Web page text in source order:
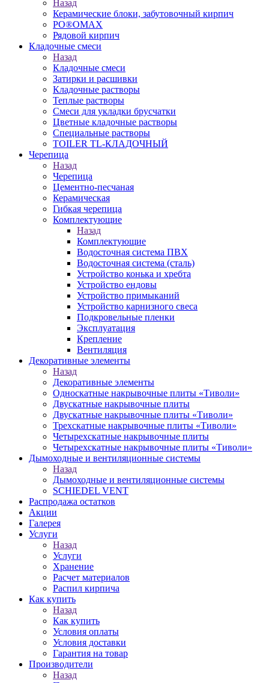
Назад
Керамические блоки, забутовочный кирпич
PO®OMAX
Рядовой кирпич
Кладочные смеси
Назад
Кладочные смеси
Затирки и расшивки
Кладочные растворы
Теплые растворы
Смеси для укладки брусчатки
Цветные кладочные растворы
Специальные растворы
TOILER TL-КЛАДОЧНЫЙ
Черепица
Назад
Черепица
Цементно-песчаная
Керамическая
Гибкая черепица
Комплектующие
Назад
Комплектующие
Водосточная система ПВХ
Водосточная система (сталь)
Устройство конька и хребта
Устройство ендовы
Устройство примыканий
Устройство карнизного свеса
Подкровельные пленки
Эксплуатация
Крепление
Вентиляция
Декоративные элементы
Назад
Декоративные элементы
Односкатные накрывочные плиты «Тиволи»
Двускатные накрывочные плиты
Двускатные накрывочные плиты «Тиволи»
Трехскатные накрывочные плиты «Тиволи»
Четырехскатные накрывочные плиты
Четырехскатные накрывочные плиты «Тиволи»
Дымоходные и вентиляционные системы
Назад
Дымоходные и вентиляционные системы
SCHIEDEL VENT
Распродажа остатков
Акции
Галерея
Услуги
Назад
Услуги
Хранение
Расчет материалов
Распил кирпича
Как купить
Назад
Как купить
Условия оплаты
Условия доставки
Гарантия на товар
Производители
Назад